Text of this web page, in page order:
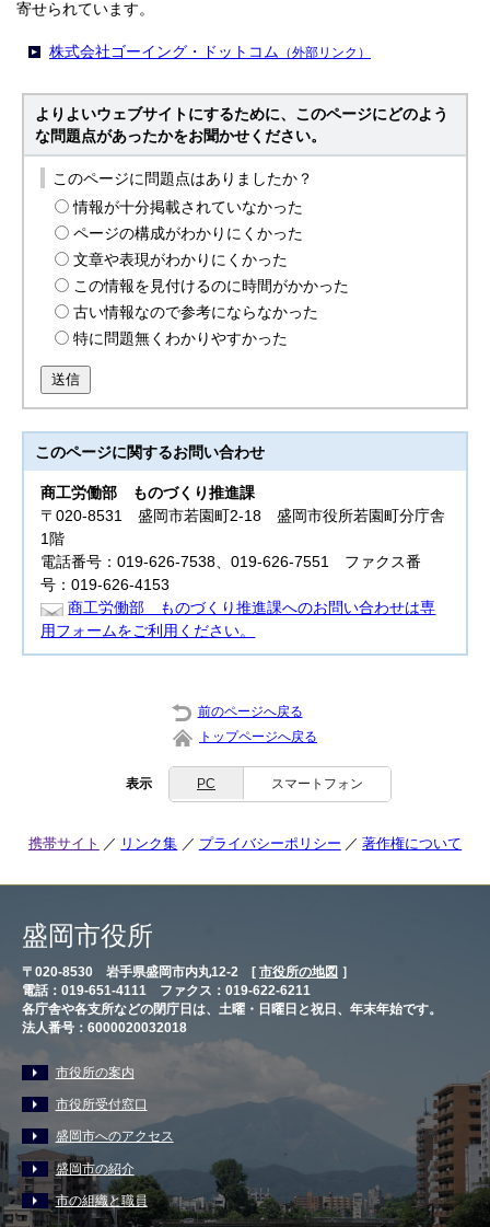
寄せられています。
株式会社ゴーイング・ドットコム （外部リンク）
よりよいウェブサイトにするために、このページにどのよう
な問題点があったかをお聞かせください。
このページに問題点はありましたか？
情報が十分掲載されていなかった
ページの構成がわかりにくかった
文章や表現がわかりにくかった
この情報を見付けるのに時間がかかった
古い情報なので参考にならなかった
特に問題無くわかりやすかった
送信
このページに関するお問い合わせ
商工労働部
ものづくり推進課
〒020-8531 盛岡市若園町2-18 盛岡市役所若園町分庁舎
1階
電話番号：019-626-7538、019-626-7551 ファクス番
号：019-626-4153
商工労働部 ものづくり推進課へのお問い合わせは専
用フォームをご利用ください。
前のページへ戻る
トップページへ戻る
表示 PC スマートフォン
携帯サイト リンク集 プライバシーポリシー 著作権について
盛岡市役所
〒020-8530 岩手県盛岡市内丸12-2 [ 市役所の地図 ］
電話：019-651-4111 ファクス：019-622-6211
各庁舎や各支所などの閉庁日は、土曜・日曜日と祝日、年末年始です。
法人番号：6000020032018
市役所の案内
市役所受付窓口
盛岡市へのアクセス
盛岡市の紹介
市の組織と職員